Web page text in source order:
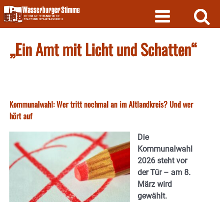
Skip
to
content
„Ein Amt mit Licht und Schatten“
Kommunalwahl: Wer tritt nochmal an im Altlandkreis? Und wer
hört auf
Die
Kommunalwahl
2026 steht vor
der Tür – am 8.
März wird
gewählt.